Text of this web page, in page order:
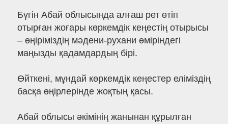
Бүгін Абай облысында алғаш рет өтіп
отырған жоғары көркемдік кеңестің отырысы
– өңіріміздің мәдени-рухани өміріндегі
маңызды қадамдардың бірі.
Өйткені, мұндай көркемдік кеңестер еліміздің
басқа өңірлерінде жоқтың қасы.
Абай облысы әкімінің жанынан құрылған